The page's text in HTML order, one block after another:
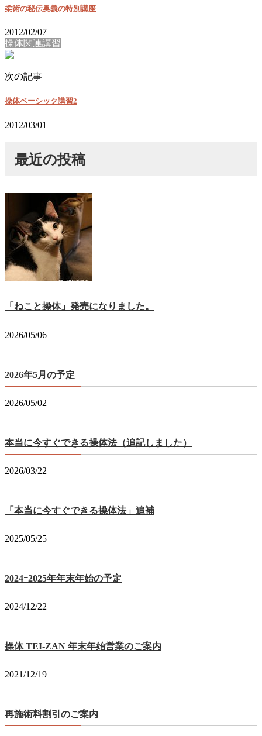
柔術の秘伝奥義の特別講座
2012/02/07
操体関連講習
次の記事
操体ベーシック講習2
2012/03/01
最近の投稿
「ねこと操体」発売になりました。
2026/05/06
2026年5月の予定
2026/05/02
本当に今すぐできる操体法（追記しました）
2026/03/22
「本当に今すぐできる操体法」追補
2025/05/25
2024ｰ2025年年末年始の予定
2024/12/22
操体 TEI-ZAN 年末年始営業のご案内
2021/12/19
再施術料割引のご案内